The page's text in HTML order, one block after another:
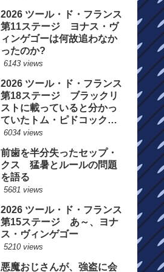
2026 ツール・ド・フランス
第11ステージ ヨナス・ヴ
ィンゲゴーは何故追わなか
ったのか?
6143 views
2026 ツール・ド・フランス
第18ステージ ブラックリ
ストに載っていると分かっ
ていたトム・ピドコックは
総合順位死守に
6034 views
前歯を半分失ったセップ・
クス 猛暑とルールの問題
を語る
5681 views
2026 ツール・ド・フランス
第15ステージ あ～、ヨナ
ス・ヴィンゲゴー
5210 views
悪魔おじさんが、強盗に会